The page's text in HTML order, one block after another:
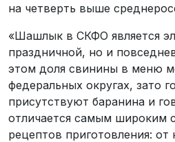
на четверть выше
«Шашлык в СКФО является
праздничной, но и
этом доля свинины в меню
федеральных округах, зато
присутствуют баранина и
отличается самым широким
рецептов приготовления: от